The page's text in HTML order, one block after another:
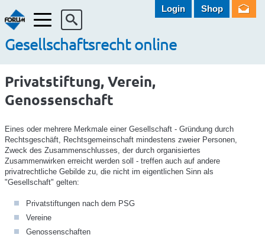
Menü
Gesellschaftsrecht online
Login Shop
Privatstiftung, Verein,
Genossenschaft
Eines oder mehrere Merkmale einer Gesellschaft - Gründung durch
Rechtsgeschäft, Rechtsgemeinschaft mindestens zweier Personen,
Zweck des Zusammenschlusses, der durch organisiertes
Zusammenwirken erreicht werden soll - treffen auch auf andere
privatrechtliche Gebilde zu, die nicht im eigentlichen Sinn als
"Gesellschaft" gelten:
Privatstiftungen nach dem PSG
Vereine
Genossenschaften